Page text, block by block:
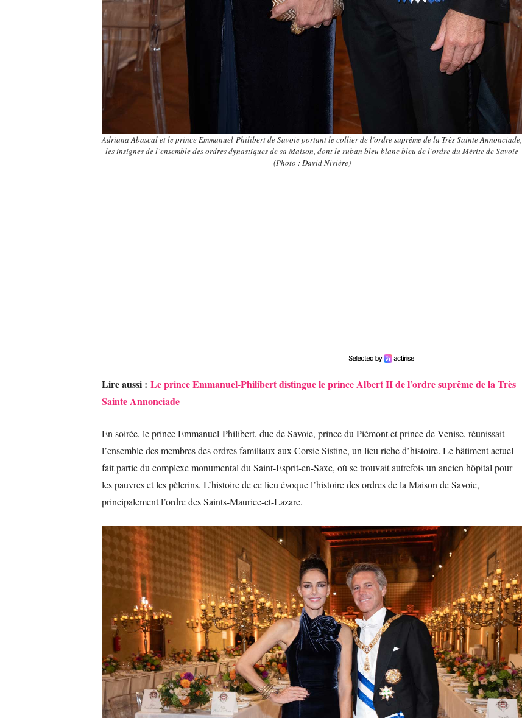
Adriana Abascal et le prince Emmanuel-Philibert de Savoie portant le collier de l’ordre suprême de la Très Sainte Annonciade,
les insignes de l’ensemble des ordres dynastiques de sa Maison, dont le ruban bleu blanc bleu de l’ordre du Mérite de Savoie
(Photo : David Nivière)
Lire aussi : Le prince Emmanuel-Philibert distingue le prince Albert II de l’ordre suprême de la Très
Sainte Annonciade
En soirée, le prince Emmanuel-Philibert, duc de Savoie, prince du Piémont et prince de Venise, réunissait
l’ensemble des membres des ordres familiaux aux Corsie Sistine, un lieu riche d’histoire. Le bâtiment actuel
fait partie du complexe monumental du Saint-Esprit-en-Saxe, où se trouvait autrefois un ancien hôpital pour
les pauvres et les pèlerins. L’histoire de ce lieu évoque l’histoire des ordres de la Maison de Savoie,
principalement l’ordre des Saints-Maurice-et-Lazare.